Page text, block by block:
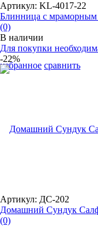
избранное сравнить
Артикул: KL-4017-22
Блинница с
(0)
В наличии
Для покупки
-22%
Артикул: ДС-202
Домашний Сундук
(0)